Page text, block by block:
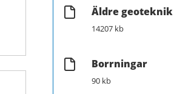
Äldre geoteknik
14207 kb
Borrningar
90 kb